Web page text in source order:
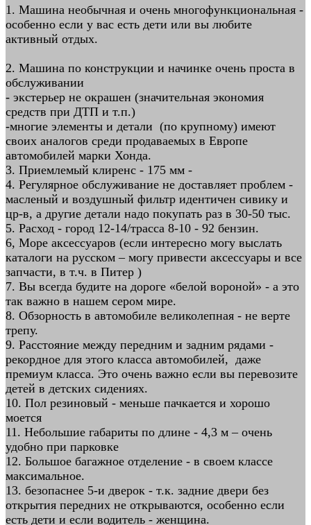
1. Машина необычная и очень многофункциональная -
особенно если у вас есть дети или вы любите
активный отдых.
2. Машина по конструкции и начинке очень проста в
обслуживании
- экстерьер не окрашен (значительная экономия
средств при ДТП и т.п.)
-многие элементы и детали (по крупному) имеют
своих аналогов среди продаваемых в Европе
автомобилей марки Хонда.
3. Приемлемый клиренс - 175 мм -
4. Регулярное обслуживание не доставляет проблем -
масленый и воздушный фильтр идентичен сивику и
цр-в, а другие детали надо покупать раз в 30-50 тыс.
5. Расход - город 12-14/трасса 8-10 - 92 бензин.
6, Море аксессуаров (если интересно могу выслать
каталоги на русском – могу привести аксессуары и все
запчасти, в т.ч. в Питер )
7. Вы всегда будите на дороге «белой вороной» - а это
так важно в нашем сером мире.
8. Обзорность в автомобиле великолепная - не верте
трепу.
9. Расстояние между передним и задним рядами -
рекордное для этого класса автомобилей, даже
премиум класса. Это очень важно если вы перевозите
детей в детских сидениях.
10. Пол резиновый - меньше пачкается и хорошо
моется
11. Небольшие габариты по длине - 4,3 м – очень
удобно при парковке
12. Большое багажное отделение - в своем классе
максимальное.
13. безопаснее 5-и дверок - т.к. задние двери без
открытия передних не открываются, особенно если
есть дети и если водитель - женщина.